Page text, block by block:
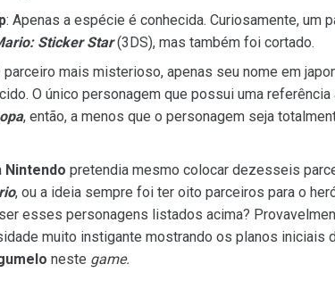
: Apenas a espécie é conhecida. Curiosamente, um
Sticker Star(3DS), mas também foi cortado.
parceiro mais misterioso, apenas seu nome em
O único personagem que possui uma
, então, a menos que o personagem seja
Nintendo pretendia mesmo colocar dezesseis
, ou a ideia sempre foi ter oito parceiros para o
esses personagens listados acima?
muito instigante mostrando os planos iniciais
neste game.